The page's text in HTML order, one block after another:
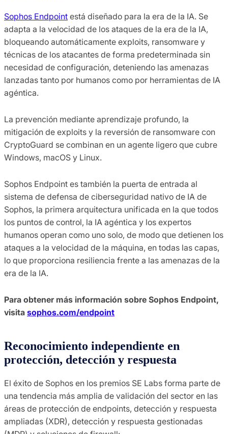
Sophos Endpoint está diseñado para la era de la IA. Se
adapta a la velocidad de los ataques de la era de la IA,
bloqueando automáticamente exploits, ransomware y
técnicas de los atacantes de forma predeterminada sin
necesidad de configuración, deteniendo las amenazas
lanzadas tanto por humanos como por herramientas de IA
agéntica.
La prevención mediante aprendizaje profundo, la
mitigación de exploits y la reversión de ransomware con
CryptoGuard se combinan en un agente ligero que cubre
Windows, macOS y Linux.
Sophos Endpoint es también la puerta de entrada al
sistema de defensa de ciberseguridad nativo de IA de
Sophos, la primera arquitectura unificada en la que todos
los puntos de control, la IA agéntica y los expertos
humanos operan como uno solo, de modo que detienen los
ataques a la velocidad de la máquina, en todas las capas,
lo que proporciona resiliencia frente a las amenazas de la
era de la IA.
Para obtener más información sobre Sophos Endpoint,
visita sophos.com/endpoint
Reconocimiento independiente en
protección, detección y respuesta
El éxito de Sophos en los premios SE Labs forma parte de
una tendencia más amplia de validación del sector en las
áreas de protección de endpoints, detección y respuesta
ampliadas (XDR), detección y respuesta gestionadas